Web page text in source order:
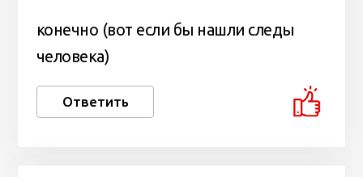
конечно (вот если бы нашли следы
человека)
Ответить